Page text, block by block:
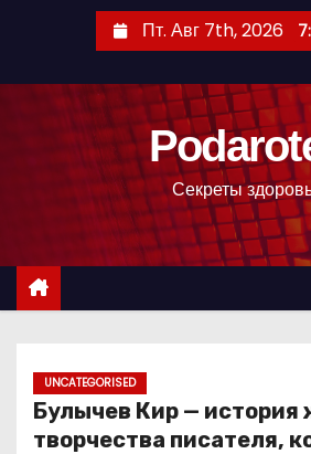
с
Пт. Авг 7th, 2026
Секреты
UNCATEGORISED
Булычев Кир — история
творчества писателя,